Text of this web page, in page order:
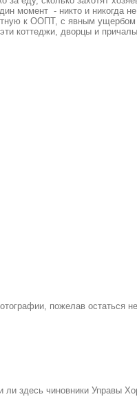
момент - никто и никогда
к ООПТ, с явным
коттеджи, дворцы и
пожелав остаться
здесь чиновники Управы